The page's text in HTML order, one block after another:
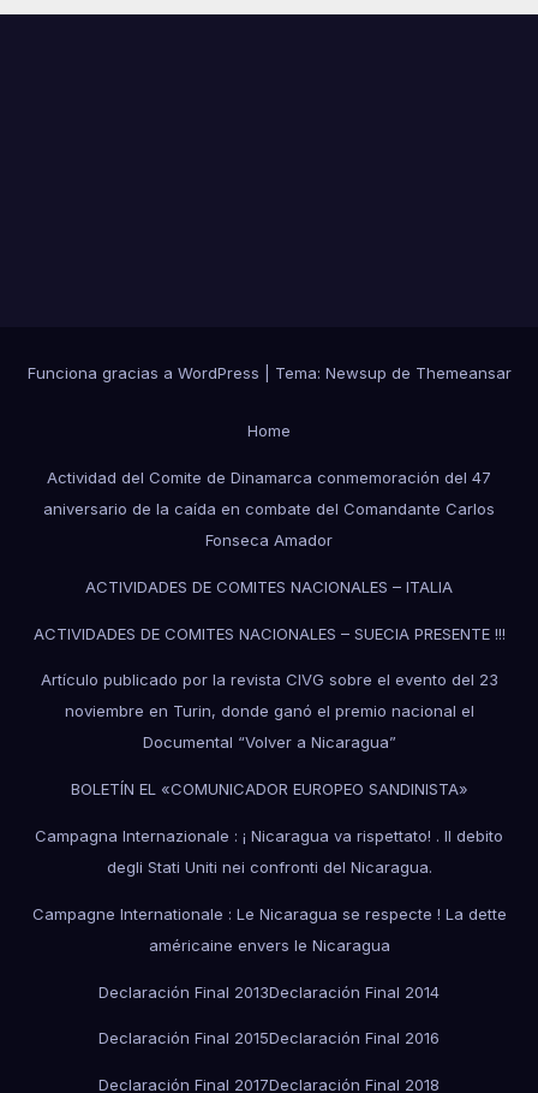
Funciona gracias a WordPress Tema: Newsup de Themeansar
Home
Actividad del Comite de Dinamarca conmemoración del 47
aniversario de la caída en combate del Comandante Carlos
Fonseca Amador
ACTIVIDADES DE COMITES NACIONALES – ITALIA
ACTIVIDADES DE COMITES NACIONALES – SUECIA PRESENTE !!!
Artículo publicado por la revista CIVG sobre el evento del 23
noviembre en Turin, donde ganó el premio nacional el
Documental “Volver a Nicaragua”
BOLETÍN EL «COMUNICADOR EUROPEO SANDINISTA»
Campagna Internazionale : ¡ Nicaragua va rispettato! . Il debito
degli Stati Uniti nei confronti del Nicaragua.
Campagne Internationale : Le Nicaragua se respecte ! La dette
américaine envers le Nicaragua
Declaración Final 2013Declaración Final 2014
Declaración Final 2015Declaración Final 2016
Declaración Final 2017Declaración Final 2018